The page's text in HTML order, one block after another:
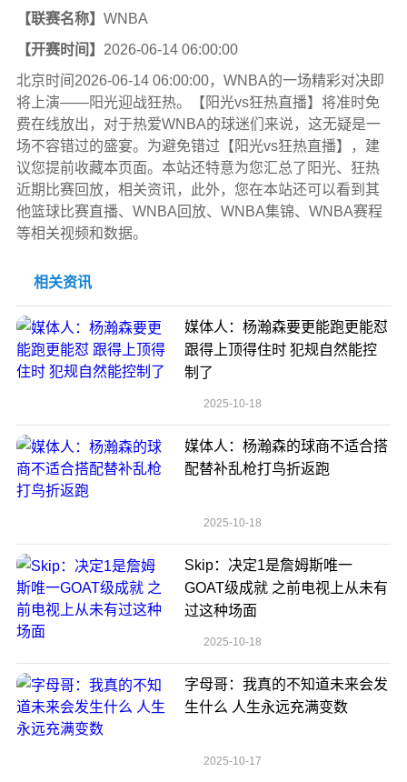
【联赛名称】 WNBA
【开赛时间】 2026-06-14 06:00:00
北京时间2026-06-14 06:00:00，WNBA的一场精彩对决即
将上演——阳光迎战狂热。【阳光vs狂热直播】将准时免
费在线放出，对于热爱WNBA的球迷们来说，这无疑是一
场不容错过的盛宴。为避免错过【阳光vs狂热直播】，建
议您提前收藏本页面。本站还特意为您汇总了阳光、狂热
近期比赛回放，相关资讯，此外，您在本站还可以看到其
他篮球比赛直播、WNBA回放、WNBA集锦、WNBA赛程
等相关视频和数据。
相关资讯
媒体人：杨瀚森要更能跑更能怼
跟得上顶得住时 犯规自然能控
制了
2025-10-18
媒体人：杨瀚森的球商不适合搭
配替补乱枪打鸟折返跑
2025-10-18
Skip：决定1是詹姆斯唯一
GOAT级成就 之前电视上从未有
过这种场面
2025-10-18
字母哥：我真的不知道未来会发
生什么 人生永远充满变数
2025-10-17